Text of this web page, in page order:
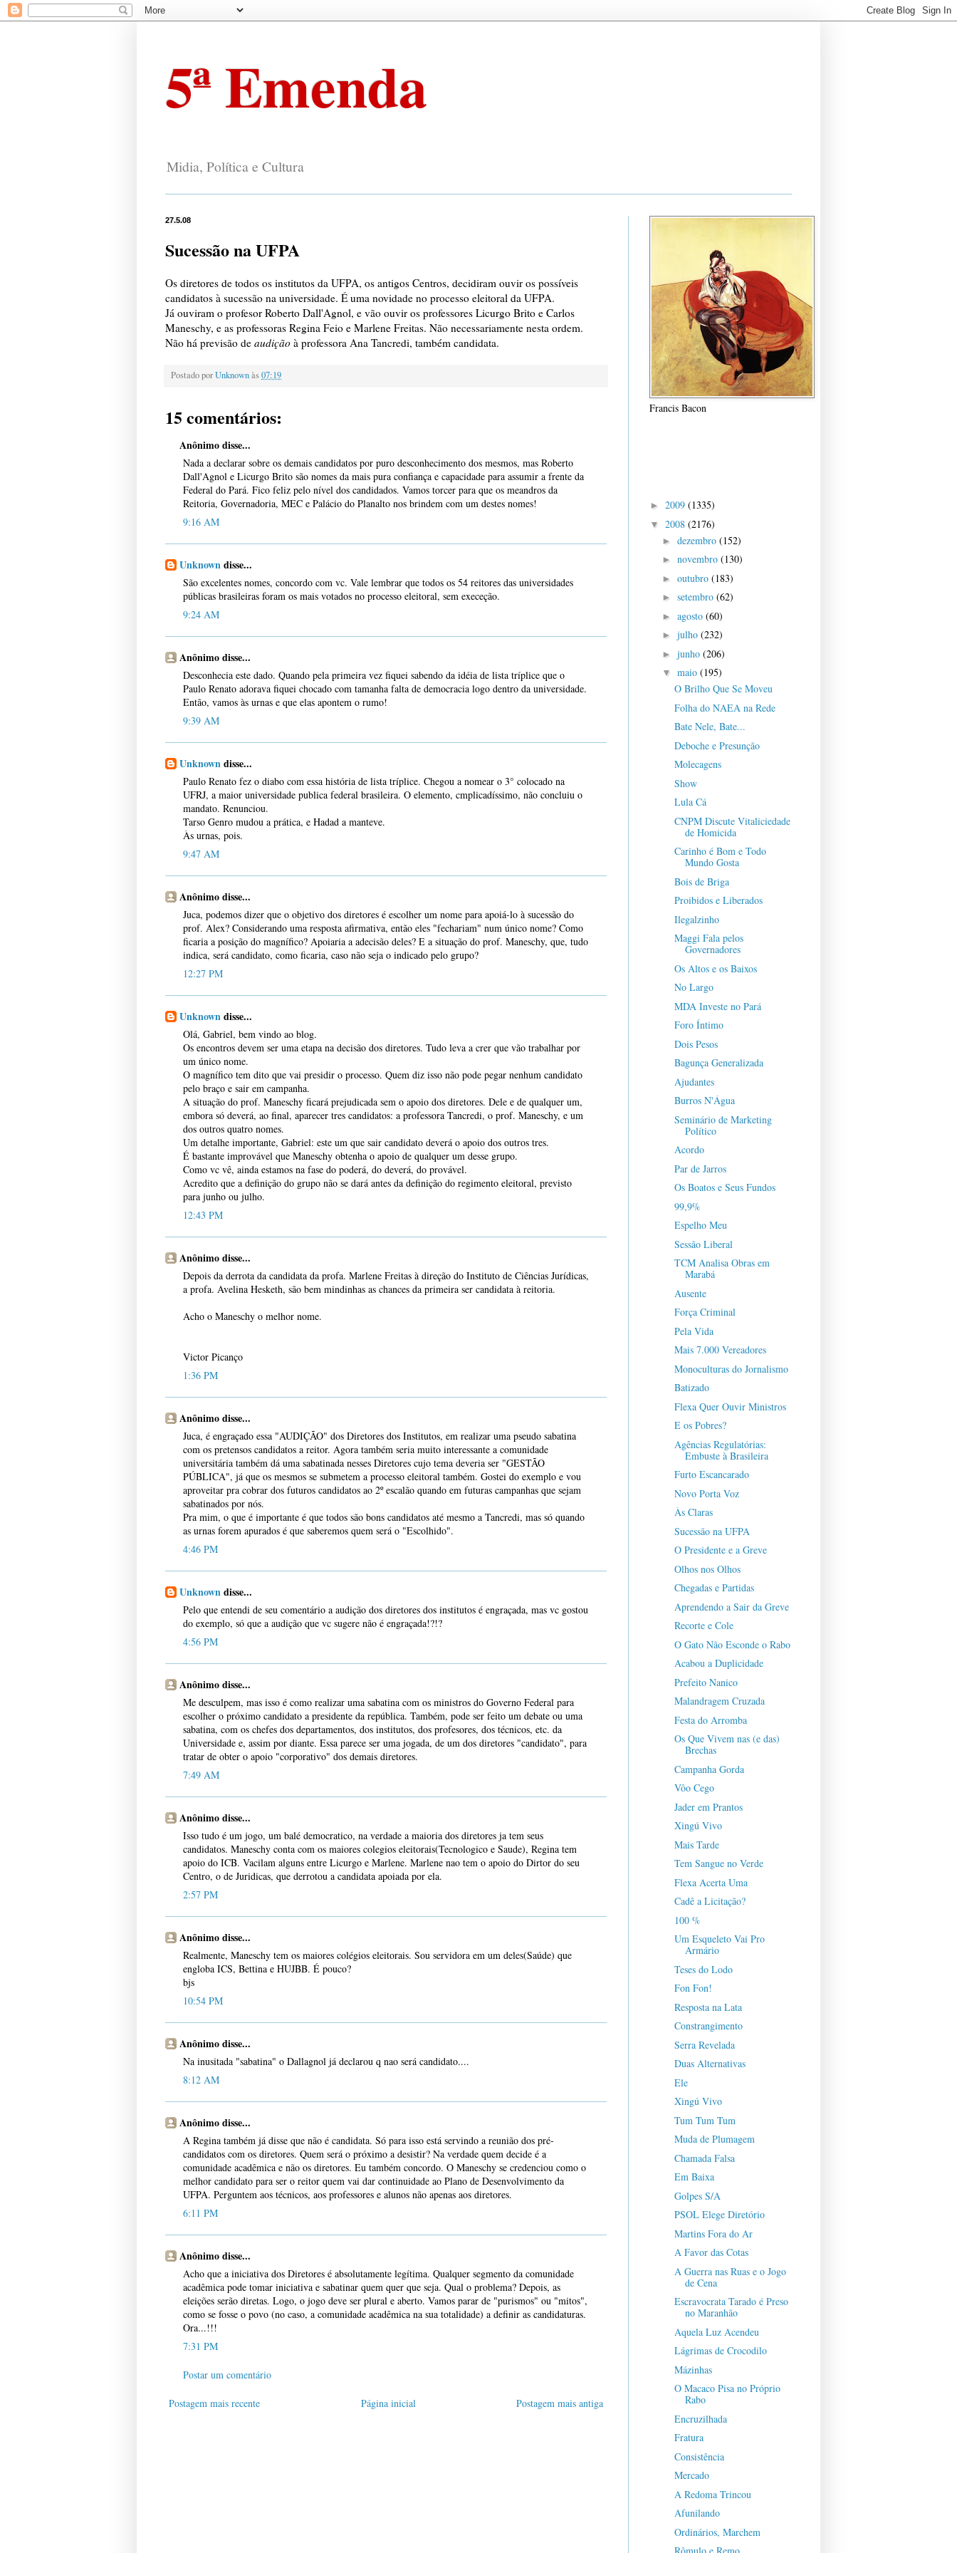
5ª Emenda
Midia, Política e Cultura
27.5.08
Sucessão na UFPA
Os diretores de todos os institutos da UFPA, os antigos Centros, decidiram ouvir os possíveis
candidatos à sucessão na universidade. É uma novidade no processo eleitoral da UFPA.
Já ouviram o profesor Roberto Dall'Agnol, e vão ouvir os professores Licurgo Brito e Carlos
Maneschy, e as professoras Regina Feio e Marlene Freitas. Não necessariamente nesta ordem.
Não há previsão de audição à professora Ana Tancredi, também candidata.
Postado porUnknownàs07:19
15 comentários:
Anônimo disse...
Nada a declarar sobre os demais candidatos por puro desconhecimento dos mesmos, mas Roberto
Dall'Agnol e Licurgo Brito são nomes da mais pura confiança e capacidade para assumir a frente da
Federal do Pará. Fico feliz pelo nível dos candidados. Vamos torcer para que os meandros da
Reitoria, Governadoria, MEC e Palácio do Planalto nos brindem com um destes nomes!
9:16 AM
Unknowndisse...
São excelentes nomes, concordo com vc. Vale lembrar que todos os 54 reitores das universidades
públicas brasileiras foram os mais votados no processo eleitoral, sem execeção.
9:24 AM
Anônimo disse...
Desconhecia este dado. Quando pela primeira vez fiquei sabendo da idéia de lista tríplice que o
Paulo Renato adorava fiquei chocado com tamanha falta de democracia logo dentro da universidade.
Então, vamos às urnas e que elas apontem o rumo!
9:39 AM
Unknowndisse...
Paulo Renato fez o diabo com essa história de lista tríplice. Chegou a nomear o 3° colocado na
UFRJ, a maior universidade publica federal brasileira. O elemento, cmplicadíssimo, não concluiu o
mandato. Renunciou.
Tarso Genro mudou a prática, e Hadad a manteve.
Às urnas, pois.
9:47 AM
Anônimo disse...
Juca, podemos dizer que o objetivo dos diretores é escolher um nome para apoiá-lo à sucessão do
prof. Alex? Considerando uma resposta afirmativa, então eles "fechariam" num único nome? Como
ficaria a posição do magnífico? Apoiaria a adecisão deles? E a situação do prof. Maneschy, que, tudo
indica, será candidato, como ficaria, caso não seja o indicado pelo grupo?
12:27 PM
Unknowndisse...
Olá, Gabriel, bem vindo ao blog.
Os encontros devem ser uma etapa na decisão dos diretores. Tudo leva a crer que vão trabalhar por
um único nome.
O magnífico tem dito que vai presidir o processo. Quem diz isso não pode pegar nenhum candidato
pelo braço e sair em campanha.
A situação do prof. Maneschy ficará prejudicada sem o apoio dos diretores. Dele e de qualquer um,
embora só deverá, ao final, aparecer tres candidatos: a professora Tancredi, o prof. Maneschy, e um
dos outros quatro nomes.
Um detalhe importante, Gabriel: este um que sair candidato deverá o apoio dos outros tres.
É bastante improvável que Maneschy obtenha o apoio de qualquer um desse grupo.
Como vc vê, ainda estamos na fase do poderá, do deverá, do provável.
Acredito que a definição do grupo não se dará antes da definição do regimento eleitoral, previsto
para junho ou julho.
12:43 PM
Anônimo disse...
Depois da derrota da candidata da profa. Marlene Freitas à direção do Instituto de Ciências Jurídicas,
a profa. Avelina Hesketh, são bem mindinhas as chances da primeira ser candidata à reitoria.
Acho o Maneschy o melhor nome.
Victor Picanço
1:36 PM
Anônimo disse...
Juca, é engraçado essa "AUDIÇÃO" dos Diretores dos Institutos, em realizar uma pseudo sabatina
com os pretensos candidatos a reitor. Agora também seria muito interessante a comunidade
universitária também dá uma sabatinada nesses Diretores cujo tema deveria ser "GESTÃO
PÚBLICA", já que os mesmos se submetem a processo eleitoral também. Gostei do exemplo e vou
aproveitar pra cobrar dos futuros candidatos ao 2º escalão quando em futuras campanhas que sejam
sabatinados por nós.
Pra mim, o que é importante é que todos são bons candidatos até mesmo a Tancredi, mas só quando
as urnas forem apurados é que saberemos quem será o "Escolhido".
4:46 PM
Unknowndisse...
Pelo que entendi de seu comentário a audição dos diretores dos institutos é engraçada, mas vc gostou
do exemplo, só que a audição que vc sugere não é engraçada!?!?
4:56 PM
Anônimo disse...
Me desculpem, mas isso é como realizar uma sabatina com os ministros do Governo Federal para
escolher o próximo candidato a presidente da república. Também, pode ser feito um debate ou uma
sabatina, com os chefes dos departamentos, dos institutos, dos profesores, dos técnicos, etc. da
Universidade e, assim por diante. Essa parece ser uma jogada, de um dos diretores "candidato", para
tratar de obter o apoio "corporativo" dos demais diretores.
7:49 AM
Anônimo disse...
Isso tudo é um jogo, um balé democratico, na verdade a maioria dos diretores ja tem seus
candidatos. Maneschy conta com os maiores colegios eleitorais(Tecnologico e Saude), Regina tem
apoio do ICB. Vacilam alguns entre Licurgo e Marlene. Marlene nao tem o apoio do Dirtor do seu
Centro, o de Juridicas, que derrotou a candidata apoiada por ela.
2:57 PM
Anônimo disse...
Realmente, Maneschy tem os maiores colégios eleitorais. Sou servidora em um deles(Saúde) que
engloba ICS, Bettina e HUJBB. É pouco?
bjs
10:54 PM
Anônimo disse...
Na inusitada "sabatina" o Dallagnol já declarou q nao será candidato....
8:12 AM
Anônimo disse...
A Regina também já disse que não é candidata. Só para isso está servindo a reunião dos pré-
candidatos com os diretores. Quem será o próximo a desistir? Na verdade quem decide é a
comunidade acadêmica e não os diretores. Eu também concordo. O Maneschy se credenciou como o
melhor candidato para ser o reitor quem vai dar continuidade ao Plano de Desenvolvimento da
UFPA. Perguntem aos técnicos, aos professores e alunos não apenas aos diretores.
6:11 PM
Anônimo disse...
Acho que a iniciativa dos Diretores é absolutamente legítima. Qualquer segmento da comunidade
acadêmica pode tomar iniciativa e sabatinar quem quer que seja. Qual o problema? Depois, as
eleições serão diretas. Logo, o jogo deve ser plural e aberto. Vamos parar de "purismos" ou "mitos",
como se fosse o povo (no caso, a comunidade acadêmica na sua totalidade) a definir as candidaturas.
Ora...!!!
7:31 PM
Postar um comentário
Postagem mais recente Postagem mais antiga
Página inicial
Francis Bacon
► 2009 (1335)
▼ 2008 (2176)
► dezembro (152)
► novembro (130)
► outubro (183)
► setembro (62)
► agosto (60)
► julho (232)
► junho (206)
▼ maio (195)
O Brilho Que Se Moveu
Folha do NAEA na Rede
Bate Nele, Bate...
Deboche e Presunção
Molecagens
Show
Lula Cá
CNPM Discute Vitaliciedade
de Homicida
Carinho é Bom e Todo
Mundo Gosta
Bois de Briga
Proibidos e Liberados
Ilegalzinho
Maggi Fala pelos
Governadores
Os Altos e os Baixos
No Largo
MDA Investe no Pará
Foro Íntimo
Dois Pesos
Bagunça Generalizada
Ajudantes
Burros N'Água
Seminário de Marketing
Político
Acordo
Par de Jarros
Os Boatos e Seus Fundos
99,9%
Espelho Meu
Sessão Liberal
TCM Analisa Obras em
Marabá
Ausente
Força Criminal
Pela Vida
Mais 7.000 Vereadores
Monoculturas do Jornalismo
Batizado
Flexa Quer Ouvir Ministros
E os Pobres?
Agências Regulatórias:
Embuste à Brasileira
Furto Escancarado
Novo Porta Voz
Às Claras
Sucessão na UFPA
O Presidente e a Greve
Olhos nos Olhos
Chegadas e Partidas
Aprendendo a Sair da Greve
Recorte e Cole
O Gato Não Esconde o Rabo
Acabou a Duplicidade
Prefeito Nanico
Malandragem Cruzada
Festa do Arromba
Os Que Vivem nas (e das)
Brechas
Campanha Gorda
Vôo Cego
Jader em Prantos
Xingú Vivo
Mais Tarde
Tem Sangue no Verde
Flexa Acerta Uma
Cadê a Licitação?
100 %
Um Esqueleto Vai Pro
Armário
Teses do Lodo
Fon Fon!
Resposta na Lata
Constrangimento
Serra Revelada
Duas Alternativas
Ele
Xingú Vivo
Tum Tum Tum
Muda de Plumagem
Chamada Falsa
Em Baixa
Golpes S/A
PSOL Elege Diretório
Martins Fora do Ar
A Favor das Cotas
A Guerra nas Ruas e o Jogo
de Cena
Escravocrata Tarado é Preso
no Maranhão
Aquela Luz Acendeu
Lágrimas de Crocodilo
Mázinhas
O Macaco Pisa no Próprio
Rabo
Encruzilhada
Fratura
Consistência
Mercado
A Redoma Trincou
Afunilando
Ordinários, Marchem